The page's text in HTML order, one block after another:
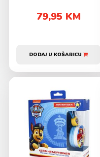
79,95 KM
DODAJ U KOŠARICU